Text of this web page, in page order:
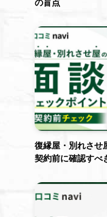
の盲点
復縁屋・別れさせ
契約前に確認すべ